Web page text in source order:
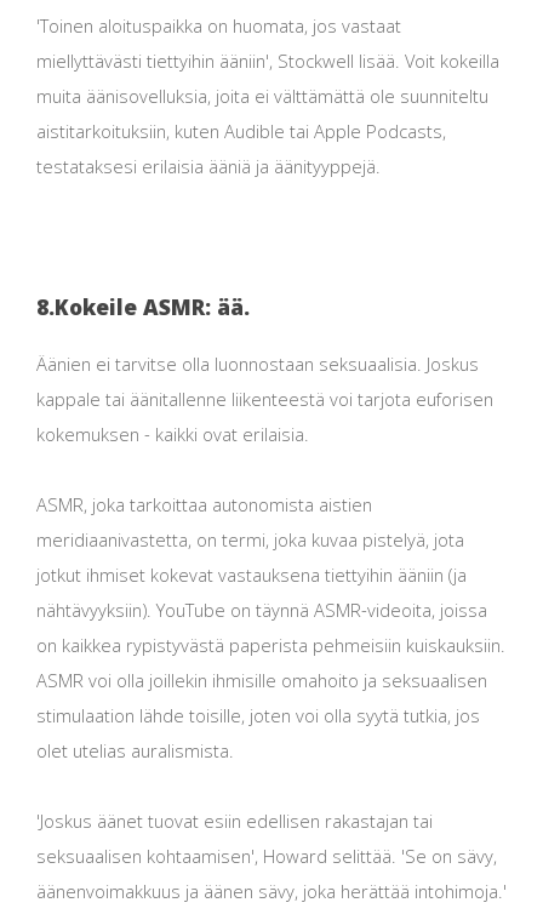
'Toinen aloituspaikka on huomata, jos vastaat
miellyttävästi tiettyihin ääniin', Stockwell lisää. Voit kokeilla
muita äänisovelluksia, joita ei välttämättä ole suunniteltu
aistitarkoituksiin, kuten Audible tai Apple Podcasts,
testataksesi erilaisia ​​ääniä ja äänityyppejä.
8.Kokeile ASMR: ää.
Äänien ei tarvitse olla luonnostaan ​​seksuaalisia. Joskus
kappale tai äänitallenne liikenteestä voi tarjota euforisen
kokemuksen - kaikki ovat erilaisia.
ASMR, joka tarkoittaa autonomista aistien
meridiaanivastetta, on termi, joka kuvaa pistelyä, jota
jotkut ihmiset kokevat vastauksena tiettyihin ääniin (ja
nähtävyyksiin). YouTube on täynnä ASMR-videoita, joissa
on kaikkea rypistyvästä paperista pehmeisiin kuiskauksiin.
ASMR voi olla joillekin ihmisille omahoito ja seksuaalisen
stimulaation lähde toisille, joten voi olla syytä tutkia, jos
olet utelias auralismista.
'Joskus äänet tuovat esiin edellisen rakastajan tai
seksuaalisen kohtaamisen', Howard selittää. 'Se on sävy,
äänenvoimakkuus ja äänen sävy, joka herättää intohimoja.'